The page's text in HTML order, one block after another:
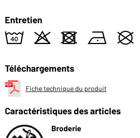
Entretien
8 o d n U
Téléchargements
Fiche technique du produit
Caractéristiques des articles
Broderie